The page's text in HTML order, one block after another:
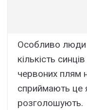
Особливо люди
кількість
червоних плям
сприймають це
розголошують.